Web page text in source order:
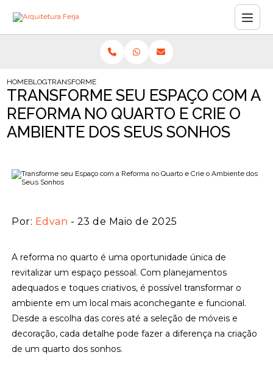
HOMEBLOGTRANSFORME SEU ESPAÇO COM A REFORMA NO QUARTO E
TRANSFORME SEU ESPAÇO COM A
REFORMA NO QUARTO E CRIE O
AMBIENTE DOS SEUS SONHOS
Por: Edvan - 23 de Maio de 2025
A reforma no quarto é uma oportunidade única de
revitalizar um espaço pessoal. Com planejamentos
adequados e toques criativos, é possível transformar o
ambiente em um local mais aconchegante e funcional.
Desde a escolha das cores até a seleção de móveis e
decoração, cada detalhe pode fazer a diferença na criação
de um quarto dos sonhos.